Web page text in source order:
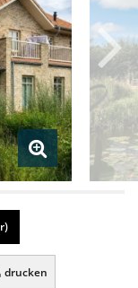
drucken